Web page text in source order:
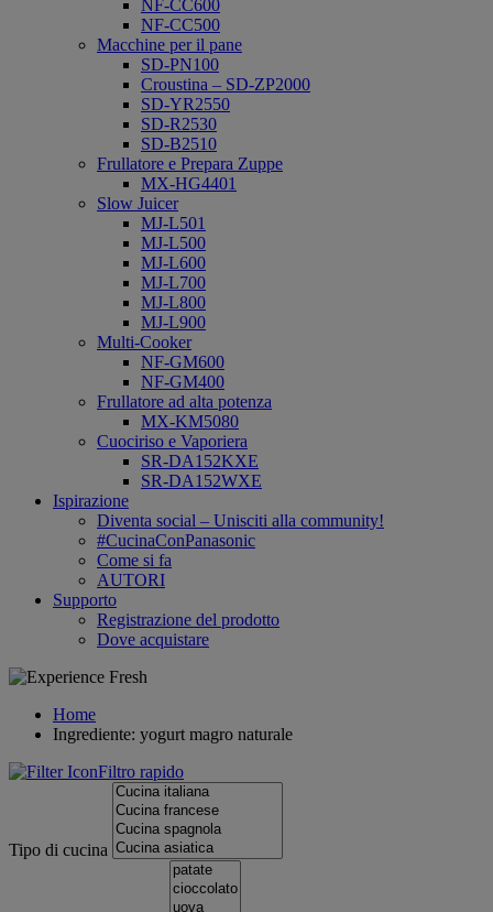
NF-CC600
NF-CC500
Macchine per il pane
SD-PN100
Croustina – SD-ZP2000
SD-YR2550
SD-R2530
SD-B2510
Frullatore e Prepara Zuppe
MX-HG4401
Slow Juicer
MJ-L501
MJ-L500
MJ-L600
MJ-L700
MJ-L800
MJ-L900
Multi-Cooker
NF-GM600
NF-GM400
Frullatore ad alta potenza
MX-KM5080
Cuociriso e Vaporiera
SR-DA152KXE
SR-DA152WXE
Ispirazione
Diventa social – Unisciti alla community!
#CucinaConPanasonic
Come si fa
AUTORI
Supporto
Registrazione del prodotto
Dove acquistare
Home
Ingrediente: yogurt magro naturale
Filtro rapido
Tipo di cucina